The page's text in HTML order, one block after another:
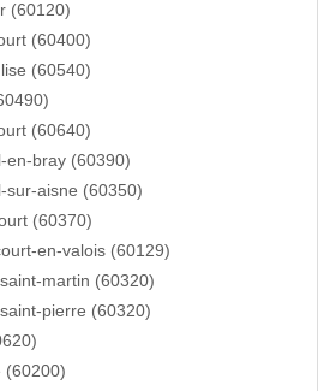
(60120)
(60400)
(60540)
(60640)
en-bray (60390)
sur-aisne (60350)
(60370)
en-valois (60129)
martin (60320)
pierre (60320)
(60200)